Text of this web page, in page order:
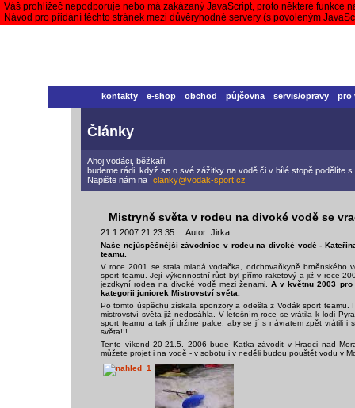
Váš prohlížeč nepodporuje nebo má zakázaný JavaScript, proto některé funkce
Návod pro přidání těchto stránek mezi důvěryhodné servery (s povoleným
kontakty e-shop obchod půjčovna servis/opravy pro
Články
Ahoj vodáci, běžkaři,
budeme rádi, když se o své zážitky na vodě či v bílé stopě podělíte
Napište nám na clanky@vodak-sport.cz
Mistryně světa v rodeu na divoké vodě se
21.1.2007 21:23:35 Autor: Jirka
Naše nejúspěšnější závodnice v rodeu na divoké vodě -
teamu.
V roce 2001 se stala mladá vodačka, odchovaňkyně brněnského
sport teamu. Její výkonnostní růst byl přímo raketový a již v roce
jezdkyní rodea na divoké vodě mezi ženami.A v květnu 2003 pro
kategorii juniorek Mistrovství světa.
Po tomto úspěchu získala sponzory a odešla z Vodák sport
mistrovství světa již nedosáhla. V letošním roce se vrátila k lodi
sport teamu a tak jí držme palce, aby se jí s návratem zpět vrátili i
světa!!!
Tento víkend 20-21.5. 2006 bude Katka závodit v Hradci nad
můžete projet i na vodě - v sobotu i v neděli budou pouštět vodu v